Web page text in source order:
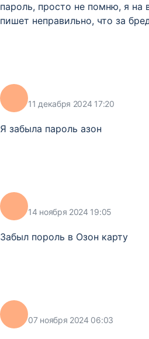
пароль, просто не помню, я
пишет неправильно, что за
11 декабря 2024 17:20
Я забыла пароль азон
14 ноября 2024 19:05
Забыл пороль в Озон карту
07 ноября 2024 06:03